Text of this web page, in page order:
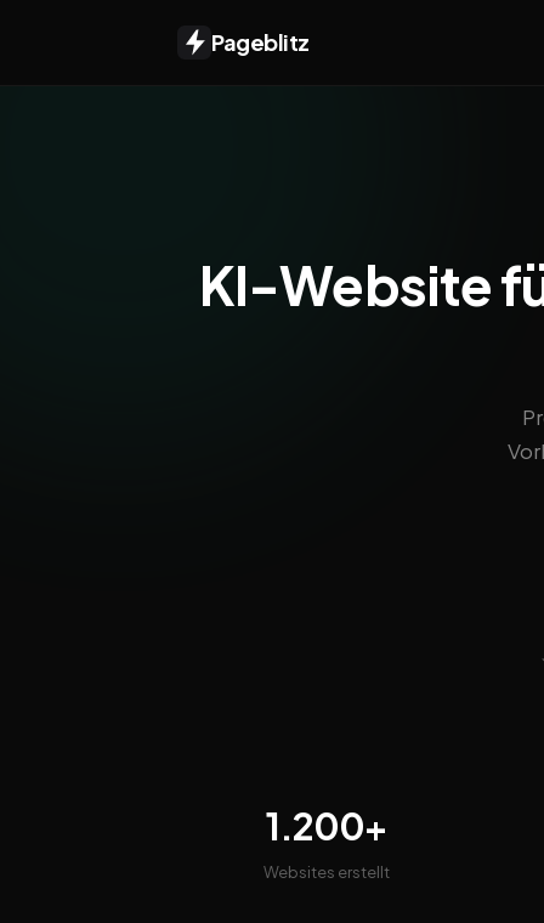
Pageblitz
KI-Website
1.200+
Websites erstellt